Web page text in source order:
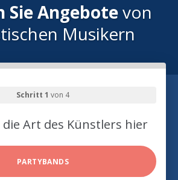
Sie Angebotevon
Musikern
Schritt 1 von 4
die Art des Künstlers hier
PARTYBANDS